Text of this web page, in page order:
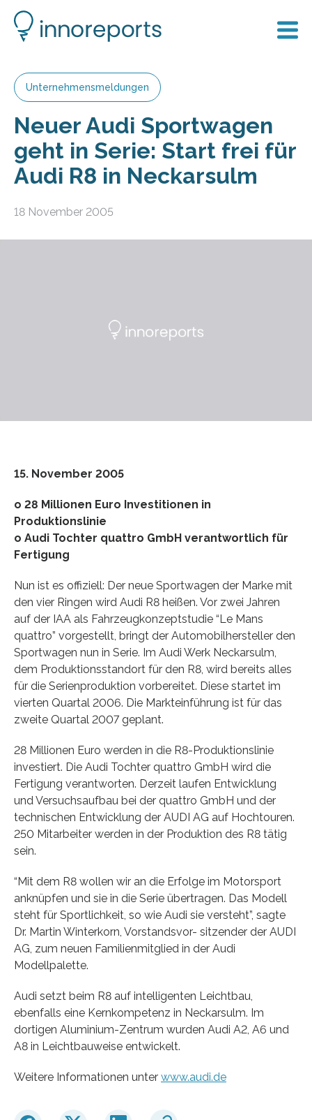
Unternehmensmeldungen
Neuer Audi Sportwagen
geht in Serie: Start frei für
Audi R8 in Neckarsulm
18 November 2005
15. November 2005
o 28 Millionen Euro Investitionen in
Produktionslinie
o Audi Tochter quattro GmbH verantwortlich für
Fertigung
Nun ist es offiziell: Der neue Sportwagen der Marke mit
den vier Ringen wird Audi R8 heißen. Vor zwei Jahren
auf der IAA als Fahrzeugkonzeptstudie “Le Mans
quattro” vorgestellt, bringt der Automobilhersteller den
Sportwagen nun in Serie. Im Audi Werk Neckarsulm,
dem Produktionsstandort für den R8, wird bereits alles
für die Serienproduktion vorbereitet. Diese startet im
vierten Quartal 2006. Die Markteinführung ist für das
zweite Quartal 2007 geplant.
28 Millionen Euro werden in die R8-Produktionslinie
investiert. Die Audi Tochter quattro GmbH wird die
Fertigung verantworten. Derzeit laufen Entwicklung
und Versuchsaufbau bei der quattro GmbH und der
technischen Entwicklung der AUDI AG auf Hochtouren.
250 Mitarbeiter werden in der Produktion des R8 tätig
sein.
“Mit dem R8 wollen wir an die Erfolge im Motorsport
anknüpfen und sie in die Serie übertragen. Das Modell
steht für Sportlichkeit, so wie Audi sie versteht”, sagte
Dr. Martin Winterkorn, Vorstandsvor- sitzender der AUDI
AG, zum neuen Familienmitglied in der Audi
Modellpalette.
Audi setzt beim R8 auf intelligenten Leichtbau,
ebenfalls eine Kernkompetenz in Neckarsulm. Im
dortigen Aluminium-Zentrum wurden Audi A2, A6 und
A8 in Leichtbauweise entwickelt.
Weitere Informationen unter www.audi.de